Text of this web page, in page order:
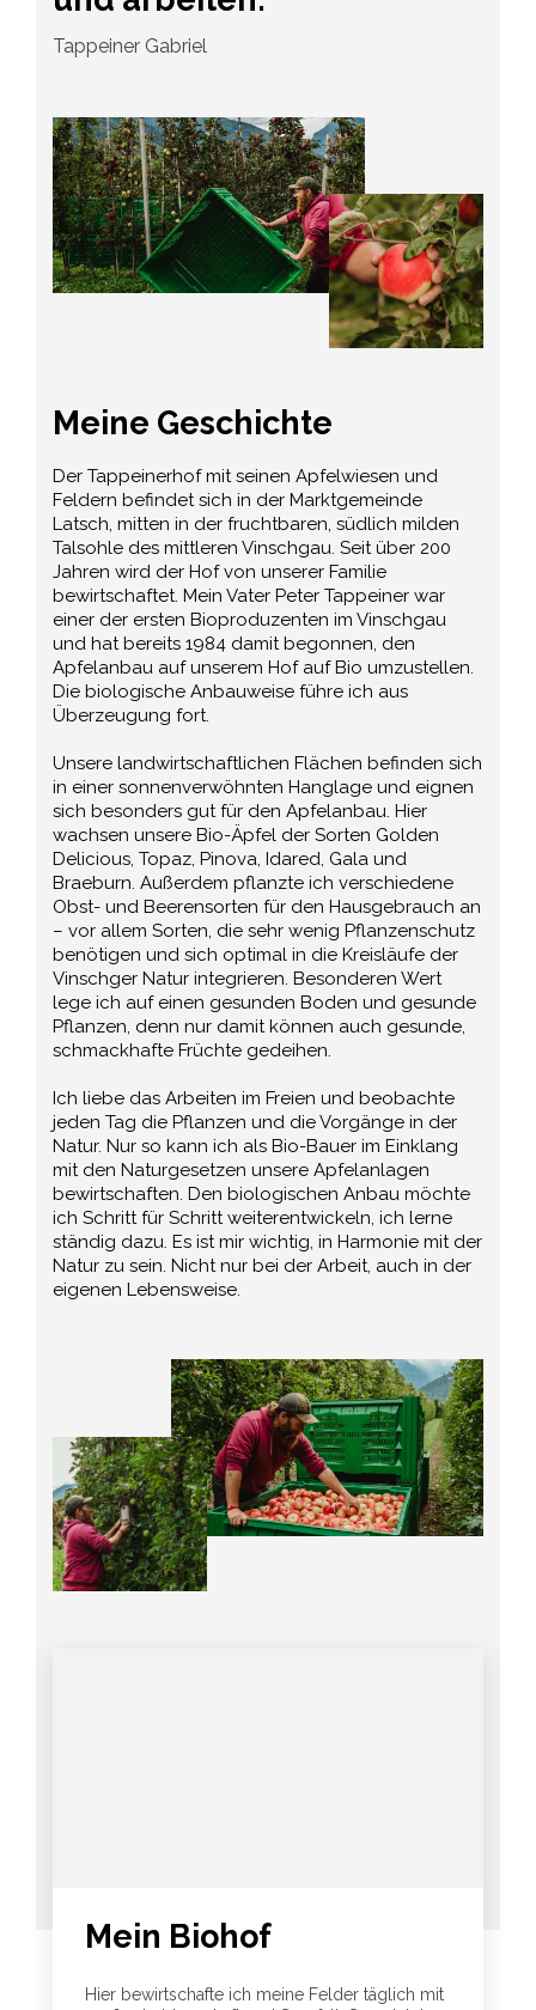
Tappeiner Gabriel
Meine Geschichte
Der Tappeinerhof mit seinen Apfelwiesen und
Feldern befindet sich in der Marktgemeinde
Latsch, mitten in der fruchtbaren, südlich milden
Talsohle des mittleren Vinschgau. Seit über 200
Jahren wird der Hof von unserer Familie
bewirtschaftet. Mein Vater Peter Tappeiner war
einer der ersten Bioproduzenten im Vinschgau
und hat bereits 1984 damit begonnen, den
Apfelanbau auf unserem Hof auf Bio umzustellen.
Die biologische Anbauweise führe ich aus
Überzeugung fort.
Unsere landwirtschaftlichen Flächen befinden sich
in einer sonnenverwöhnten Hanglage und eignen
sich besonders gut für den Apfelanbau. Hier
wachsen unsere Bio-Äpfel der Sorten Golden
Delicious, Topaz, Pinova, Idared, Gala und
Braeburn. Außerdem pflanzte ich verschiedene
Obst- und Beerensorten für den Hausgebrauch an
– vor allem Sorten, die sehr wenig Pflanzenschutz
benötigen und sich optimal in die Kreisläufe der
Vinschger Natur integrieren. Besonderen Wert
lege ich auf einen gesunden Boden und gesunde
Pflanzen, denn nur damit können auch gesunde,
schmackhafte Früchte gedeihen.
Ich liebe das Arbeiten im Freien und beobachte
jeden Tag die Pflanzen und die Vorgänge in der
Natur. Nur so kann ich als Bio-Bauer im Einklang
mit den Naturgesetzen unsere Apfelanlagen
bewirtschaften. Den biologischen Anbau möchte
ich Schritt für Schritt weiterentwickeln, ich lerne
ständig dazu. Es ist mir wichtig, in Harmonie mit der
Natur zu sein. Nicht nur bei der Arbeit, auch in der
eigenen Lebensweise.
Mein Biohof
Hier bewirtschafte ich meine Felder täglich mit